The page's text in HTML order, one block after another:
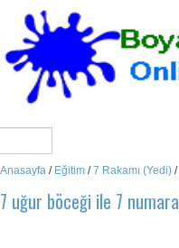
Anasayfa / Eğitim /7 Rakamı (Yedi) /
7 uğur böceği ile 7 numara